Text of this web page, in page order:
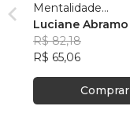
Mentalidade
Empreendedora
Luciane Abramo
R$ 82,18
R$ 65,06
Comprar